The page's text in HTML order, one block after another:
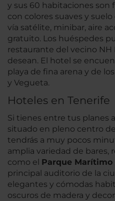
y sus 60 habitaciones son
con colores suaves y
vía satélite, minibar, aire
gratuito. Los huéspedes
restaurante del vecino NH
desean. El hotel se
playa de fina arena y de
y Vegueta.
Hoteles en Tenerife
Si tienes entre tus planes
situado en pleno centro de
tendrás a muy pocos
amplia variedad de bares,
como el Parque Marítimo
principal auditorio de la
elegantes y cómodas
oscuros de madera y